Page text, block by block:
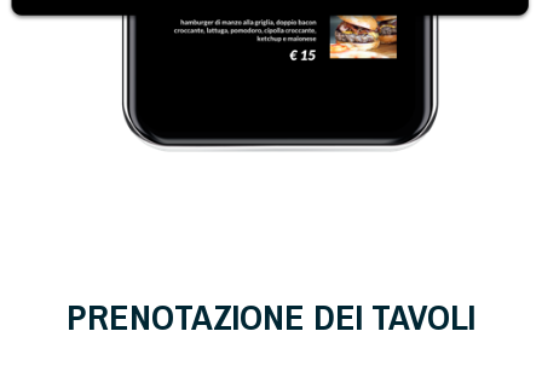
PRENOTAZIONE DEI TAVOLI